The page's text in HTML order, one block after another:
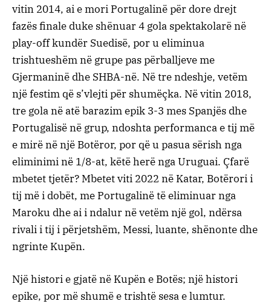
vitin 2014, ai e mori Portugalinë për dore drejt
fazës finale duke shënuar 4 gola spektakolarë në
play-off kundër Suedisë, por u eliminua
trishtueshëm në grupe pas përballjeve me
Gjermaninë dhe SHBA-në. Në tre ndeshje, vetëm
një festim që s’vlejti për shumëçka. Në vitin 2018,
tre gola në atë barazim epik 3-3 mes Spanjës dhe
Portugalisë në grup, ndoshta performanca e tij më
e mirë në një Botëror, por që u pasua sërish nga
eliminimi në 1/8-at, këtë herë nga Uruguai. Çfarë
mbetet tjetër? Mbetet viti 2022 në Katar, Botërori i
tij më i dobët, me Portugalinë të eliminuar nga
Maroku dhe ai i ndalur në vetëm një gol, ndërsa
rivali i tij i përjetshëm, Messi, luante, shënonte dhe
ngrinte Kupën.
Një histori e gjatë në Kupën e Botës; një histori
epike, por më shumë e trishtë sesa e lumtur.